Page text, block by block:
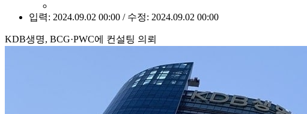
입력: 2024.09.02 00:00 / 수정: 2024.09.02 00:00
KDB생명, BCG·PWC에 컨설팅 의뢰